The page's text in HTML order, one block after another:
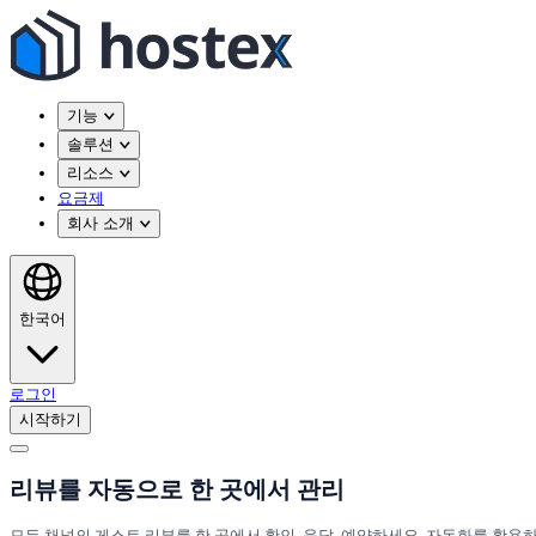
기능
솔루션
리소스
요금제
회사 소개
한국어
로그인
시작하기
리뷰를 자동으로 한 곳에서 관리